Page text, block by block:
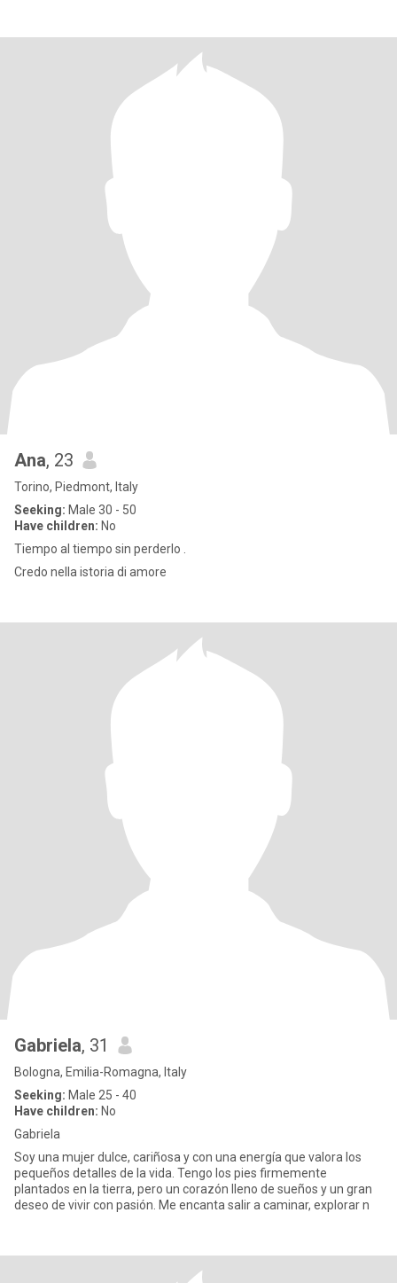
Ana, 23
Torino, Piedmont, Italy
Seeking: Male 30 - 50
Have children: No
Tiempo al tiempo sin perderlo .
Credo nella istoria di amore
Gabriela, 31
Bologna, Emilia-Romagna, Italy
Seeking: Male 25 - 40
Have children: No
Gabriela
Soy una mujer dulce, cariñosa y con una energía que valora los
pequeños detalles de la vida. Tengo los pies firmemente
plantados en la tierra, pero un corazón lleno de sueños y un gran
deseo de vivir con pasión. Me encanta salir a caminar, explorar n